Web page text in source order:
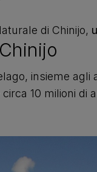
di Chinijo,
insieme agli
10 milioni di